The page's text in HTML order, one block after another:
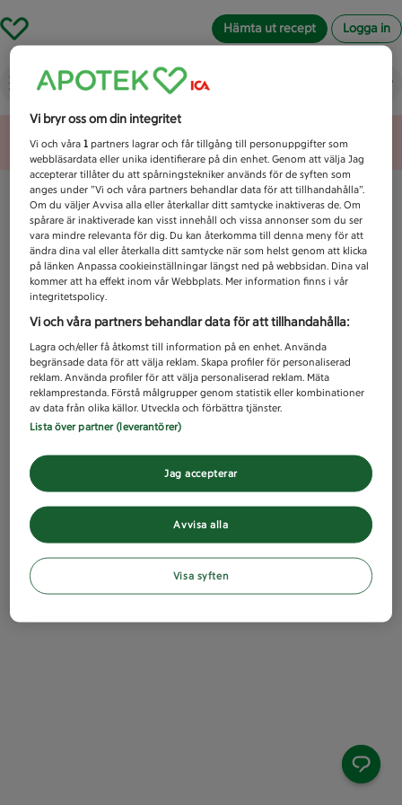
Hämta ut recept Logga in
Vad letar du efter idag?
Unknown error
Vi bryr oss om din integritet
Vi och våra1 partners lagrar och får tillgång till personuppgifter som
webbläsardata eller unika identifierare på din enhet. Genom att välja Jag
accepterar tillåter du att spårningstekniker används för de syften som
anges under ”Vi och våra partners behandlar data för att tillhandahålla”.
Om du väljer Avvisa alla eller återkallar ditt samtycke inaktiveras de. Om
spårare är inaktiverade kan visst innehåll och vissa annonser som du ser
vara mindre relevanta för dig. Du kan återkomma till denna meny för att
ändra dina val eller återkalla ditt samtycke när som helst genom att klicka
på länken Anpassa cookieinställningar längst ned på webbsidan. Dina val
kommer att ha effekt inom vår Webbplats. Mer information finns i vår
integritetspolicy.
Vi och våra partners behandlar data för att tillhandahålla:
Lagra och/eller få åtkomst till information på en enhet. Använda
begränsade data för att välja reklam. Skapa profiler för personaliserad
reklam. Använda profiler för att välja personaliserad reklam. Mäta
reklamprestanda. Förstå målgrupper genom statistik eller kombinationer
av data från olika källor. Utveckla och förbättra tjänster.
Lista över partner (leverantörer)
Avvisa alla
Jag accepterar
Visa syften